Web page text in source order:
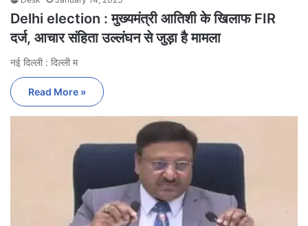
Delhi election : मुख्यमंत्री आतिशी के खिलाफ FIR
दर्ज, आचार संहिता उल्लंघन से जुड़ा है मामला
नई दिल्ली : दिल्ली म
Read More »